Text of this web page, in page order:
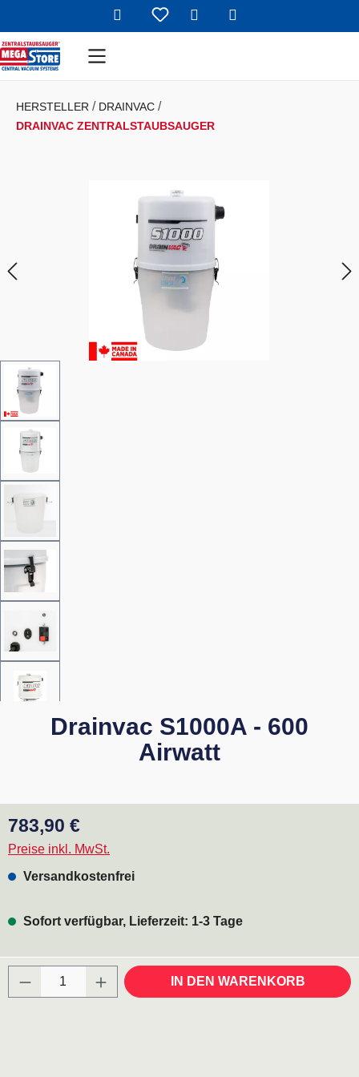
Zum Hauptinhalt springen
HERSTELLER
DRAINVAC
DRAINVAC ZENTRALSTAUBSAUGER
Drainvac S1000A - 600
Airwatt
Regulärer Preis:
783,90 €
Preise inkl. MwSt.
Versandkostenfrei
Sofort verfügbar, Lieferzeit: 1-3 Tage
Produkt Anzahl: Gib den gewünschten
IN DEN WARENKORB